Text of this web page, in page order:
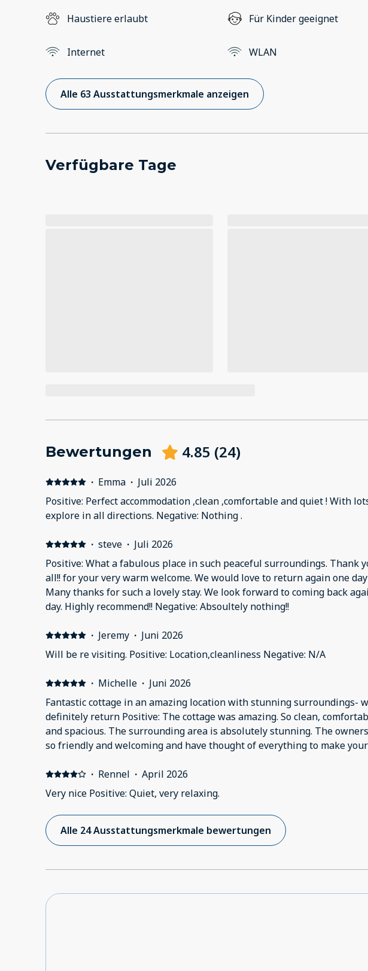
Haustiere erlaubt Für Kinder geeignet
Internet WLAN
Alle 63 Ausstattungsmerkmale anzeigen
Verfügbare Tage
Bewertungen 4.85 (24)
· Emma · Juli 2026
Positive: Perfect accommodation ,clean ,comfortable and quiet ! With lots to
explore in all directions. Negative: Nothing .
· steve · Juli 2026
Positive: What a fabulous place in such peaceful surroundings. Thank
all!! for your very warm welcome. We would love to return again one day
Many thanks for such a lovely stay. We look forward to coming back
day. Highly recommend!! Negative: Absoultely nothing!!
· Jeremy · Juni 2026
Will be re visiting. Positive: Location,cleanliness Negative: N/A
· Michelle · Juni 2026
Fantastic cottage in an amazing location with stunning surroundings-
definitely return Positive: The cottage was amazing. So clean, comfortable
and spacious. The surrounding area is absolutely stunning. The owners were
so friendly and welcoming and have thought of everything to make
· Rennel · April 2026
Very nice Positive: Quiet, very relaxing.
Alle 24 Ausstattungsmerkmale bewertungen